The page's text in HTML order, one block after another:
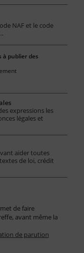
NAF et le code
à publier des
expressions les
légales et
aider toutes
de loi, crédit
de faire
avant même la
de parution